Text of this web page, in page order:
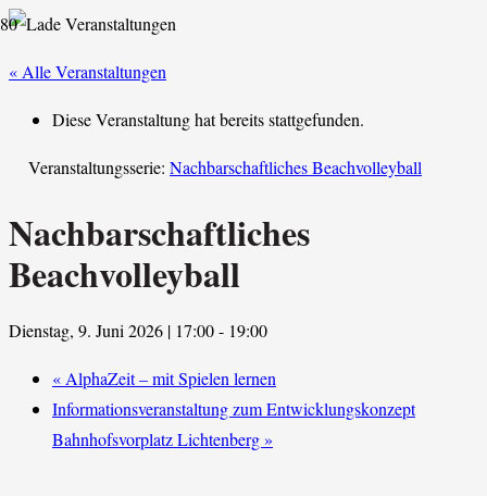
« Alle Veranstaltungen
Diese Veranstaltung hat bereits stattgefunden.
Veranstaltungsserie: Nachbarschaftliches Beachvolleyball
Nachbarschaftliches
Beachvolleyball
Dienstag, 9. Juni 2026 | 17:00- 19:00
« AlphaZeit – mit Spielen lernen
Informationsveranstaltung zum Entwicklungskonzept
Bahnhofsvorplatz Lichtenberg»